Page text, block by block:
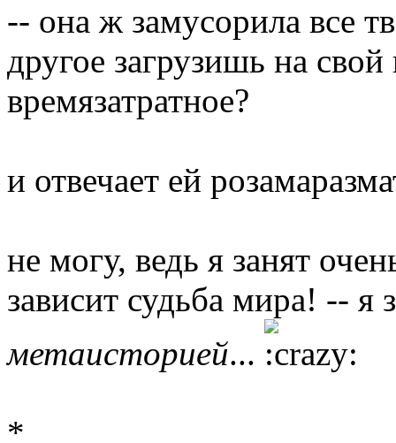
-- она ж замусорила все
другое загрузишь на
времязатратное?
и отвечает ей
не могу, ведь я занят
зависит судьба мира! --
метаисторией...
*